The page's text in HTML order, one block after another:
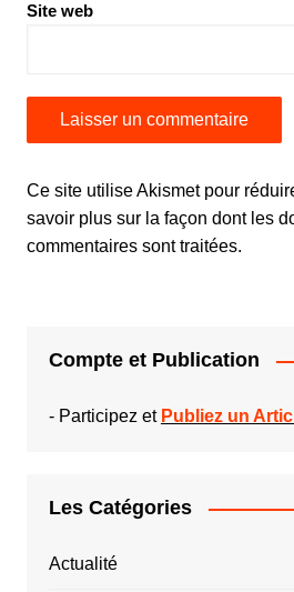
Site web
Ce site utilise Akismet pour
savoir plus sur la façon dont les
commentaires sont traitées.
Compte et Publication
- Participez et Publiez un
Les Catégories
Actualité